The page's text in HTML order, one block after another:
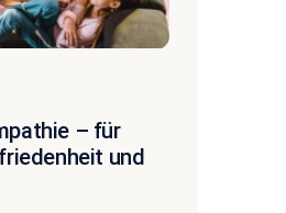
– für
und